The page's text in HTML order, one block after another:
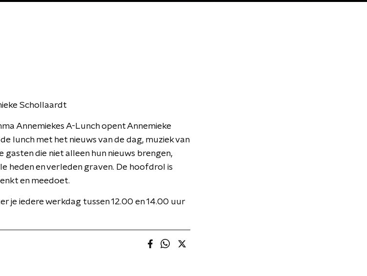
Schollaardt
Annemiekes A-Lunch opent Annemieke
lunch met het nieuws van de dag, muziek van
gasten die niet alleen hun nieuws brengen,
heden en verleden graven. De hoofdrol is
en meedoet.
je iedere werkdag tussen 12.00 en 14.00 uur